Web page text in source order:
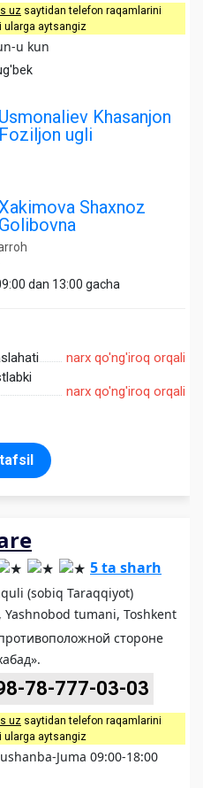
uz saytidan telefon raqamlarini
ularga aytsangiz
u kun
Usmonaliev Khasanjon
Foziljon ugli
Shaxnoz
Golibovna
dan 13:00 gacha
narx qo'ng'iroq orqali
narx qo'ng'iroq orqali
5 ta sharh
(sobiq Taraqqiyot)
Yashnobod tumani, Toshkent
стороне
78-777-03-03
uz saytidan telefon raqamlarini
ularga aytsangiz
Juma 09:00-18:00